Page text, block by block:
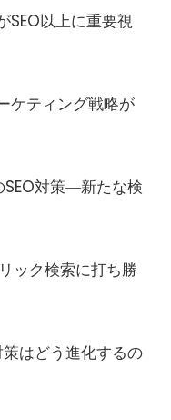
SEO以上に重要視
ケティング戦略が
対策―新たな検
ック検索に打ち勝
はどう進化するの